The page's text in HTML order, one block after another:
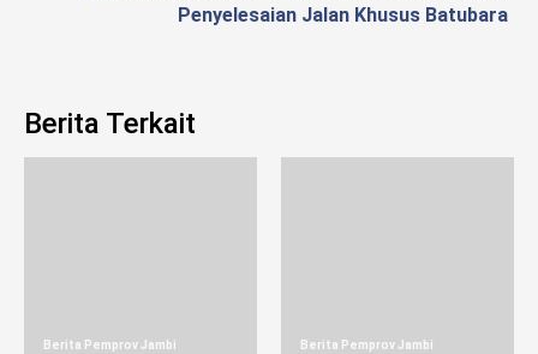
Penyelesaian Jalan Khusus Batubara
Berita Terkait
Berita Pemprov Jambi Berita Pemprov Jambi